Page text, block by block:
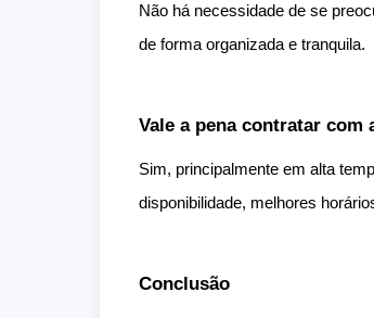
Não há necessidade de se
de forma organizada e tranquila.
Vale a pena contratar com
Sim, principalmente em alta
disponibilidade, melhores
Conclusão